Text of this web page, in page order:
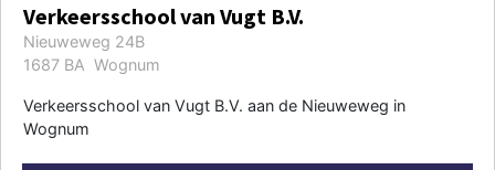
Verkeersschool van Vugt B.V.
Nieuweweg 24B
1687 BA Wognum
Verkeersschool van Vugt B.V. aan de Nieuweweg in
Wognum